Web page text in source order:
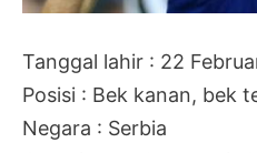
Tanggal lahir : 22
Posisi : Bek kanan, bek
Negara : Serbia